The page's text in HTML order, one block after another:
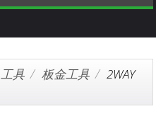
工具 板金工具
2WAY